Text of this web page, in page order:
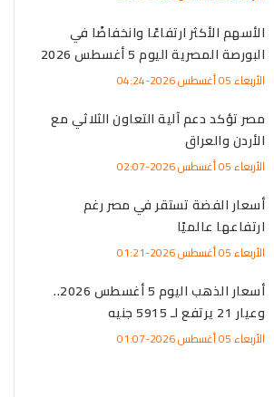
الأسهم الأكثر ارتفاعًا وانخفاضًا في
البورصة المصرية اليوم 5 أغسطس 2026
الأربعاء 05 أغسطس 2026-04:24
مصر تؤكد دعم آلية التعاون الثلاثي مع
الأردن والعراق
الأربعاء 05 أغسطس 2026-02:07
أسعار الفضة تستقر في مصر رغم
ارتفاعها عالميًا
الأربعاء 05 أغسطس 2026-01:21
أسعار الذهب اليوم 5 أغسطس 2026..
وعيار 21 يرتفع لـ 5915 جنيه
الأربعاء 05 أغسطس 2026-01:07